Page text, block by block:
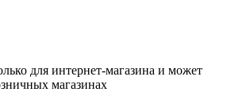
для интернет-магазина и может
магазинах